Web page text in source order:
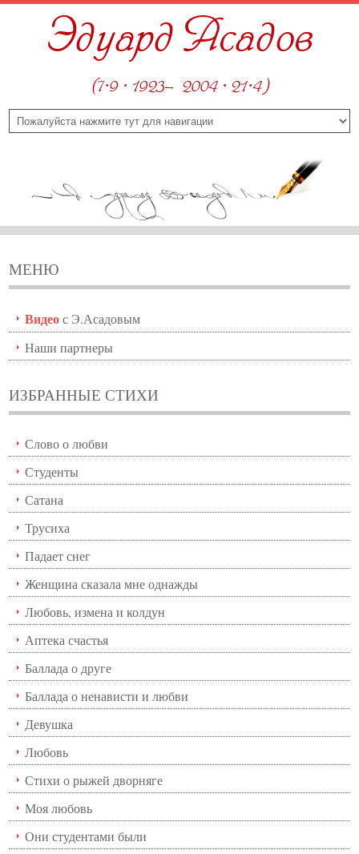
Эдуард Асадов
(7·9 · 1923—2004 · 21·4)
МЕНЮ
Видеос Э.Асадовым
Наши партнеры
ИЗБРАННЫЕ СТИХИ
Слово о любви
Студенты
Сатана
Трусиха
Падает снег
Женщина сказала мне однажды
Любовь, измена и колдун
Аптека счастья
Баллада о друге
Баллада о ненависти и любви
Девушка
Любовь
Стихи о рыжей дворняге
Моя любовь
Они студентами были